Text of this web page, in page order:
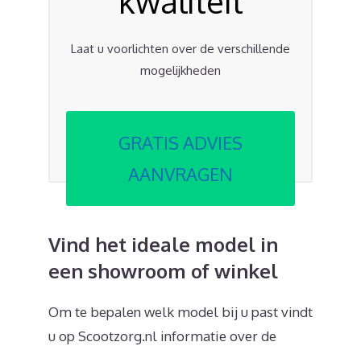
Laat u voorlichten over de verschillende
mogelijkheden
GRATIS ADVIES
AANVRAGEN
Vind het ideale model in
een showroom of winkel
Om te bepalen welk model bij u past vindt
u op Scootzorg.nl informatie over de